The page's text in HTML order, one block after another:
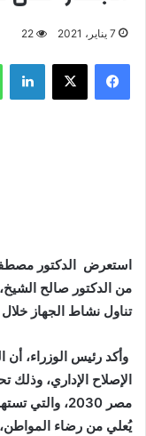
7 يناير، 2021 22
فيسبوك X
استعرض الدكتور
من الدكتور صالح
تناول نشاط الجهاز خلال
وأكد رئيس الوزراء، أن
الإصلاح الإداري، وذلك
مصر 2030،
يُعلي من رضاء